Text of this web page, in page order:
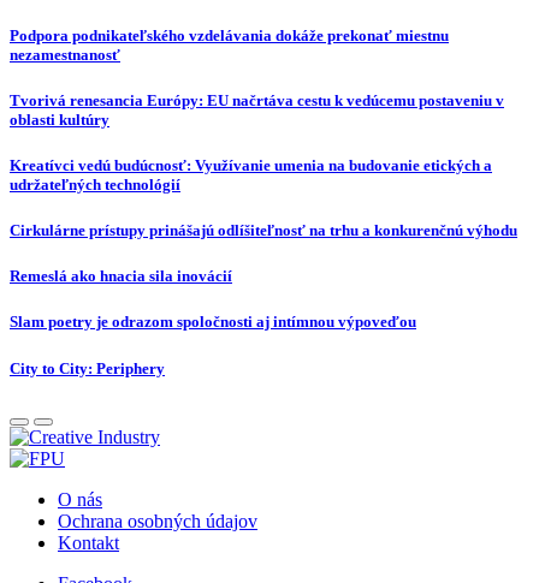
Podpora podnikateľského vzdelávania dokáže prekonať miestnu
nezamestnanosť
Tvorivá renesancia Európy: EU načrtáva cestu k vedúcemu postaveniu v
oblasti kultúry
Kreatívci vedú budúcnosť: Využívanie umenia na budovanie etických a
udržateľných technológií
Cirkulárne prístupy prinášajú odlíšiteľnosť na trhu a konkurenčnú výhodu
Remeslá ako hnacia sila inovácií
Slam poetry je odrazom spoločnosti aj intímnou výpoveďou
City to City: Periphery
O nás
Ochrana osobných údajov
Kontakt